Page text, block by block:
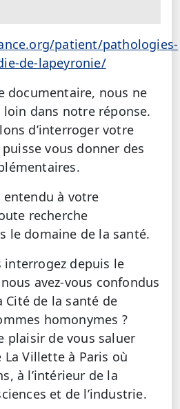
patient/pathologies-
de-lapeyronie/
documentaire, nous ne
dans notre réponse.
d’interroger votre
vous donner des
à votre
recherche
le domaine de la santé.
interrogez depuis le
avez-vous confondus
Cité de la santé de
homonymes ?
plaisir de vous saluer
La Villette à Paris où
à l’intérieur de la
et de l’industrie.